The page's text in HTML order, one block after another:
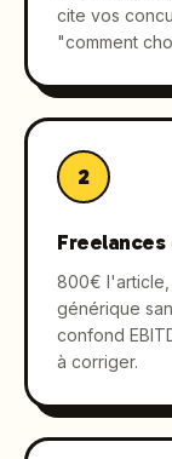
cite vos
"comment
2
800€ l'article,
générique
confond
à corriger.